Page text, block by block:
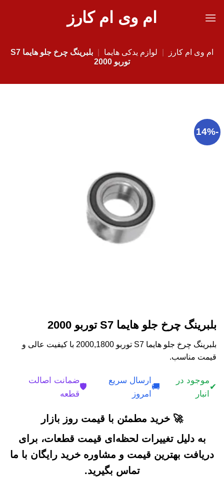
ام وی ام کارز
ام وی ام کارز لوازم یدکی هایما
بلبرینگ چرخ جلو هایما S7
توربو 2000
-14%
بلبرینگ چرخ جلو هایما S7 توربو 2000
بلبرینگ چرخ جلو هایما S7 توربو 2000,1800 با کیفیت عالی و
قیمت مناسب.
✔
موجود در
انبار
🚚
ارسال سریع
امروز
🛡️
ضمانت اصالت
قطعه
🚀 خرید مطمئن با قیمت روز بازار
به دلیل تغییرات لحظه‌ای قیمت قطعات، برای
دریافت بهترین قیمت و مشاوره خرید رایگان با ما
تماس بگیرید.